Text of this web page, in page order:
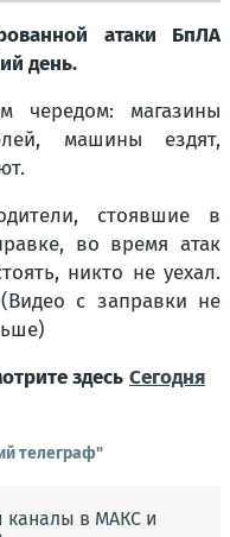
атаки БпЛА
день.
чередом: магазины
машины ездят,
стоявшие в
во время атак
никто не уехал.
с заправки не
здесь Сегодня
телеграф"
каналы в МАКС и